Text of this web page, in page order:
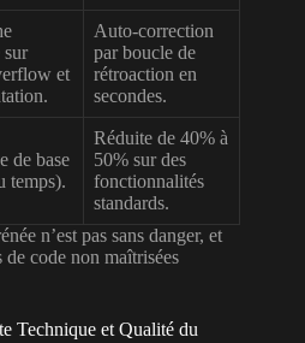
sur
et
Auto-correction
par boucle de
rétroaction en
secondes.
de base
temps).
Réduite de 40% à
50% sur des
fonctionnalités
standards.
n’est pas sans danger, et
code non maîtrisées
Technique et Qualité du